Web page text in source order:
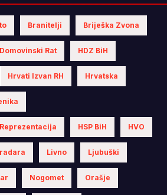
Branitelji Briješka Zvona
Domovinski Rat HDZ BiH
Hrvati Izvan RH Hrvatska
HSP BiH HVO
Livno Ljubuški
Nogomet Orašje